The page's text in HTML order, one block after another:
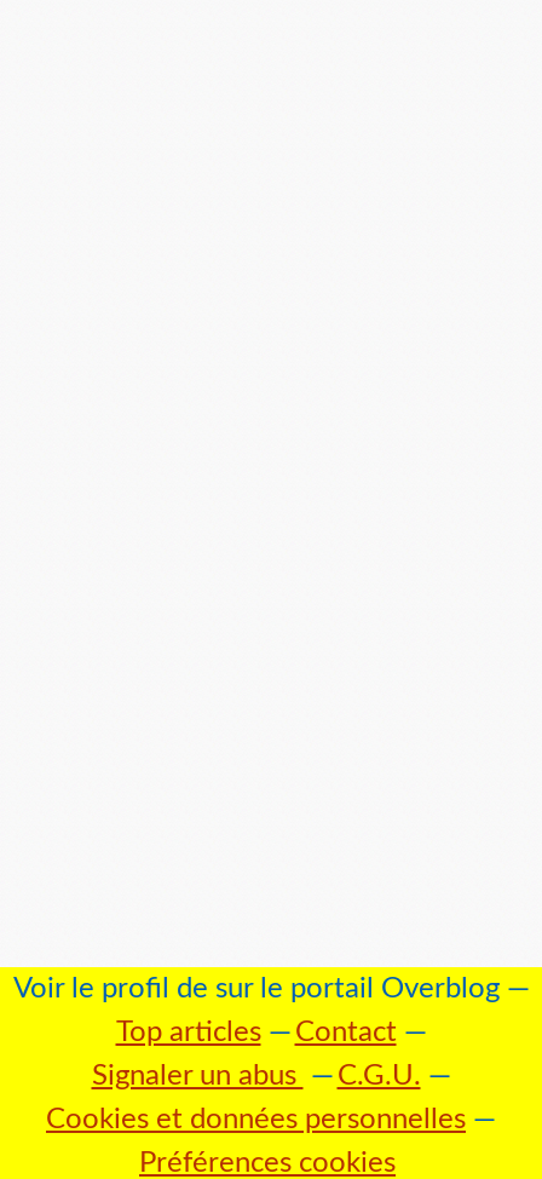
Voir le profil de sur le portail Overblog
Top articles
Contact
Signaler un abus
C.G.U.
Cookies et données personnelles
Préférences cookies